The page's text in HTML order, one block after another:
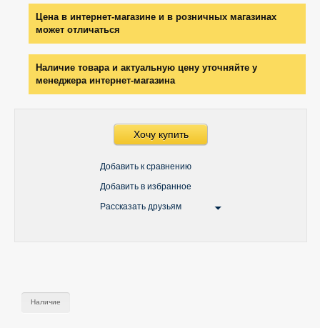
Цена в интернет-магазине и в розничных магазинах
может отличаться
Наличие товара и актуальную цену уточняйте у
менеджера интернет-магазина
Хочу купить
Добавить к сравнению
Добавить в избранное
Рассказать друзьям
Наличие